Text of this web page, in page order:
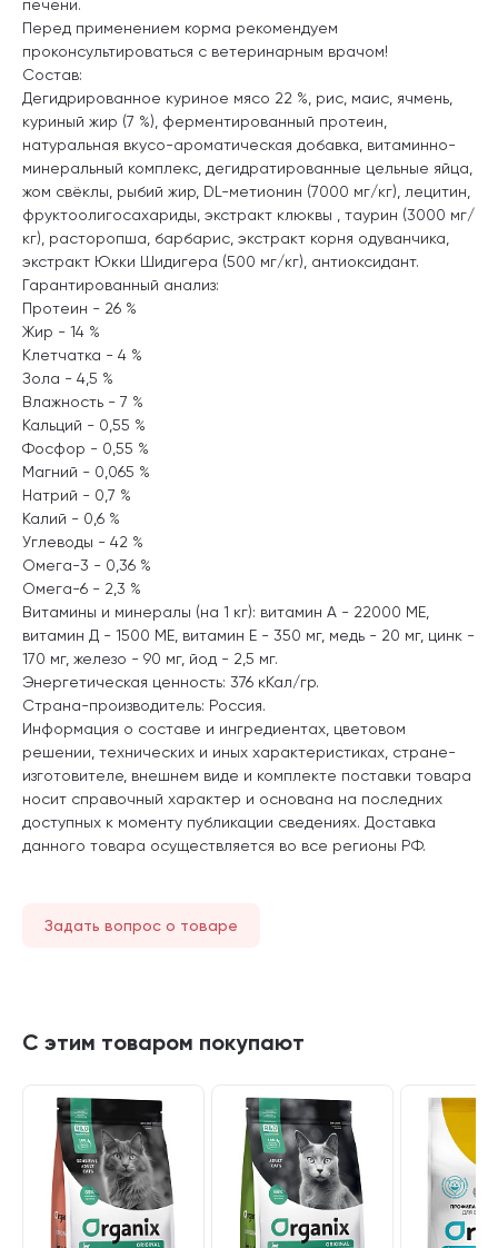
печени.
Перед применением корма рекомендуем
проконсультироваться с ветеринарным врачом!
Состав:
Дегидрированное куриное мясо 22 %, рис, маис, ячмень,
куриный жир (7 %), ферментированный протеин,
натуральная вкусо-ароматическая добавка, витаминно-
минеральный комплекс, дегидратированные цельные яйца,
жом свёклы, рыбий жир, DL-метионин (7000 мг/кг), лецитин,
фруктоолигосахариды, экстракт клюквы , таурин (3000 мг/
кг), расторопша, барбарис, экстракт корня одуванчика,
экстракт Юкки Шидигера (500 мг/кг), антиоксидант.
Гарантированный анализ:
Протеин - 26 %
Жир - 14 %
Клетчатка - 4 %
Зола - 4,5 %
Влажность - 7 %
Кальций - 0,55 %
Фосфор - 0,55 %
Магний - 0,065 %
Натрий - 0,7 %
Калий - 0,6 %
Углеводы - 42 %
Омега-3 - 0,36 %
Омега-6 - 2,3 %
Витамины и минералы (на 1 кг): витамин А - 22000 МЕ,
витамин Д - 1500 МЕ, витамин Е - 350 мг, медь - 20 мг, цинк -
170 мг, железо - 90 мг, йод - 2,5 мг.
Энергетическая ценность: 376 кКал/гр.
Страна-производитель: Россия.
Информация о составе и ингредиентах, цветовом
решении, технических и иных характеристиках, стране-
изготовителе, внешнем виде и комплекте поставки товара
носит справочный характер и основана на последних
доступных к моменту публикации сведениях. Доставка
данного товара осуществляется во все регионы РФ.
Задать вопрос о товаре
С этим товаром покупают